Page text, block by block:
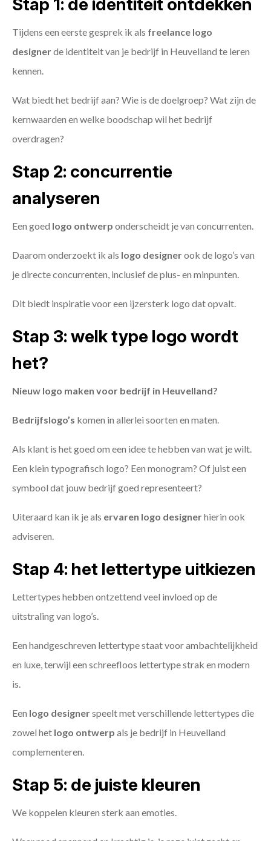
Stap 1: de identiteit ontdekken
Tijdens een eerste gesprek ik als freelance logo
designerde identiteit van je bedrijf in Heuvelland te leren
kennen.
Wat biedt het bedrijf aan? Wie is de doelgroep? Wat zijn de
kernwaarden en welke boodschap wil het bedrijf
overdragen?
Stap 2: concurrentie
analyseren
Een goed logo ontwerp onderscheidt je van concurrenten.
Daarom onderzoekt ik als logo designerook de logo’s van
je directe concurrenten, inclusief de plus- en minpunten.
Dit biedt inspiratie voor een ijzersterk logo dat opvalt.
Stap 3: welk type logo wordt
het?
Nieuw logo maken voor bedrijf in Heuvelland?
Bedrijfslogo’s komen in allerlei soorten en maten.
Als klant is het goed om een idee te hebben van wat je wilt.
Een klein typografisch logo? Een monogram? Of juist een
symbool dat jouw bedrijf goed representeert?
Uiteraard kan ik je als ervaren logo designerhierin ook
adviseren.
Stap 4: het lettertype uitkiezen
Lettertypes hebben ontzettend veel invloed op de
uitstraling van logo’s.
Een handgeschreven lettertype staat voor ambachtelijkheid
en luxe, terwijl een schreefloos lettertype strak en modern
is.
Een logo designerspeelt met verschillende lettertypes die
zowel het logo ontwerp als je bedrijf in Heuvelland
complementeren.
Stap 5: de juiste kleuren
We koppelen kleuren sterk aan emoties.